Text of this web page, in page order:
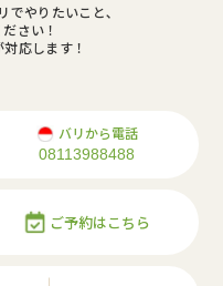
でやりたいこと､
さい！
応します！
バリから電話
08113988488
ご予約はこちら